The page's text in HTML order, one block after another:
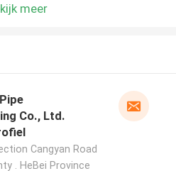
meer
Co., Ltd.
Cangyan Road
. HeBei Province